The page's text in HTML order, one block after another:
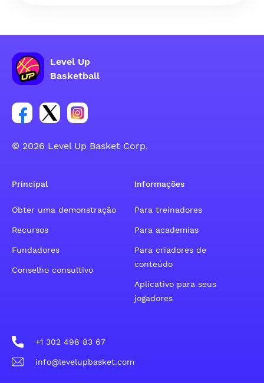
Level Up
Basketball
Link para o grupo social da conta do Facebook
Link para o grupo social da conta do tweeter
Link para o grupo social da conta do
© 2026 Level Up Basket Corp.
Principal
Obter uma demonstração
Recursos
Fundadores
Conselho consultivo
Informações
Para treinadores
Para academias
Para criadores de
conteúdo
Aplicativo para seus
jogadores
+1 302 498 83 67
info@levelupbasket.com